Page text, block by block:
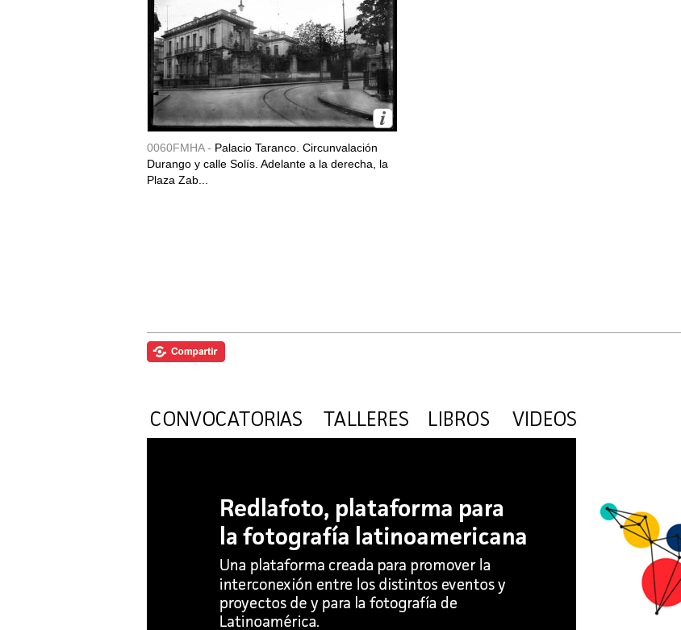
0060FMHA - Palacio Taranco. Circunvalación
Durango y calle Solís. Adelante a la derecha, la
Plaza Zab...